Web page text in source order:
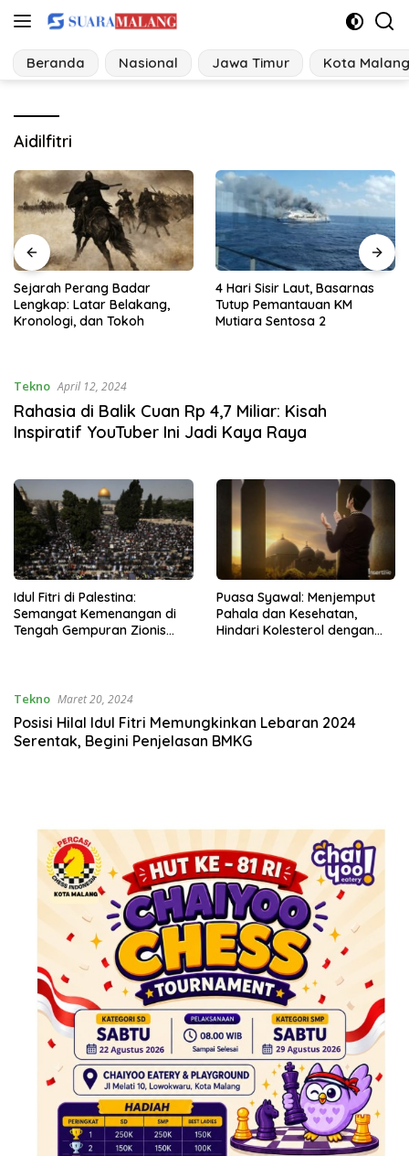
Langsung
konten
Beranda Nasional Jawa Timur Kota Malang
Aidilfitri
4 Hari Sisir Laut, Basarnas
Tutup Pemantauan KM
Mutiara Sentosa 2
Data Lengkap 21 Tersangka
dalam 3 Klaster Perkara
Hibah Pokir DPRD Jawa
Tekno April 12, 2024
Rahasia di Balik Cuan Rp 4,7 Miliar: Kisah
Inspiratif YouTuber Ini Jadi Kaya Raya
Idul Fitri di Palestina:
Semangat Kemenangan di
Tengah Gempuran Zionis
Puasa Syawal: Menjemput
Pahala dan Kesehatan,
Hindari Kolesterol dengan
Tekno Maret 20, 2024
Posisi Hilal Idul Fitri Memungkinkan Lebaran 2024
Serentak, Begini Penjelasan BMKG